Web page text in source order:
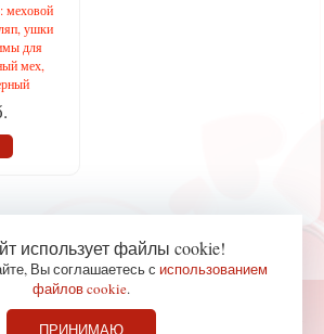
меховой
ушки
для
мех,
Консультации по телефону
использует файлы cookie!
Вы соглашаетесь с использованием
файлов cookie.
ПРИНИМАЮ